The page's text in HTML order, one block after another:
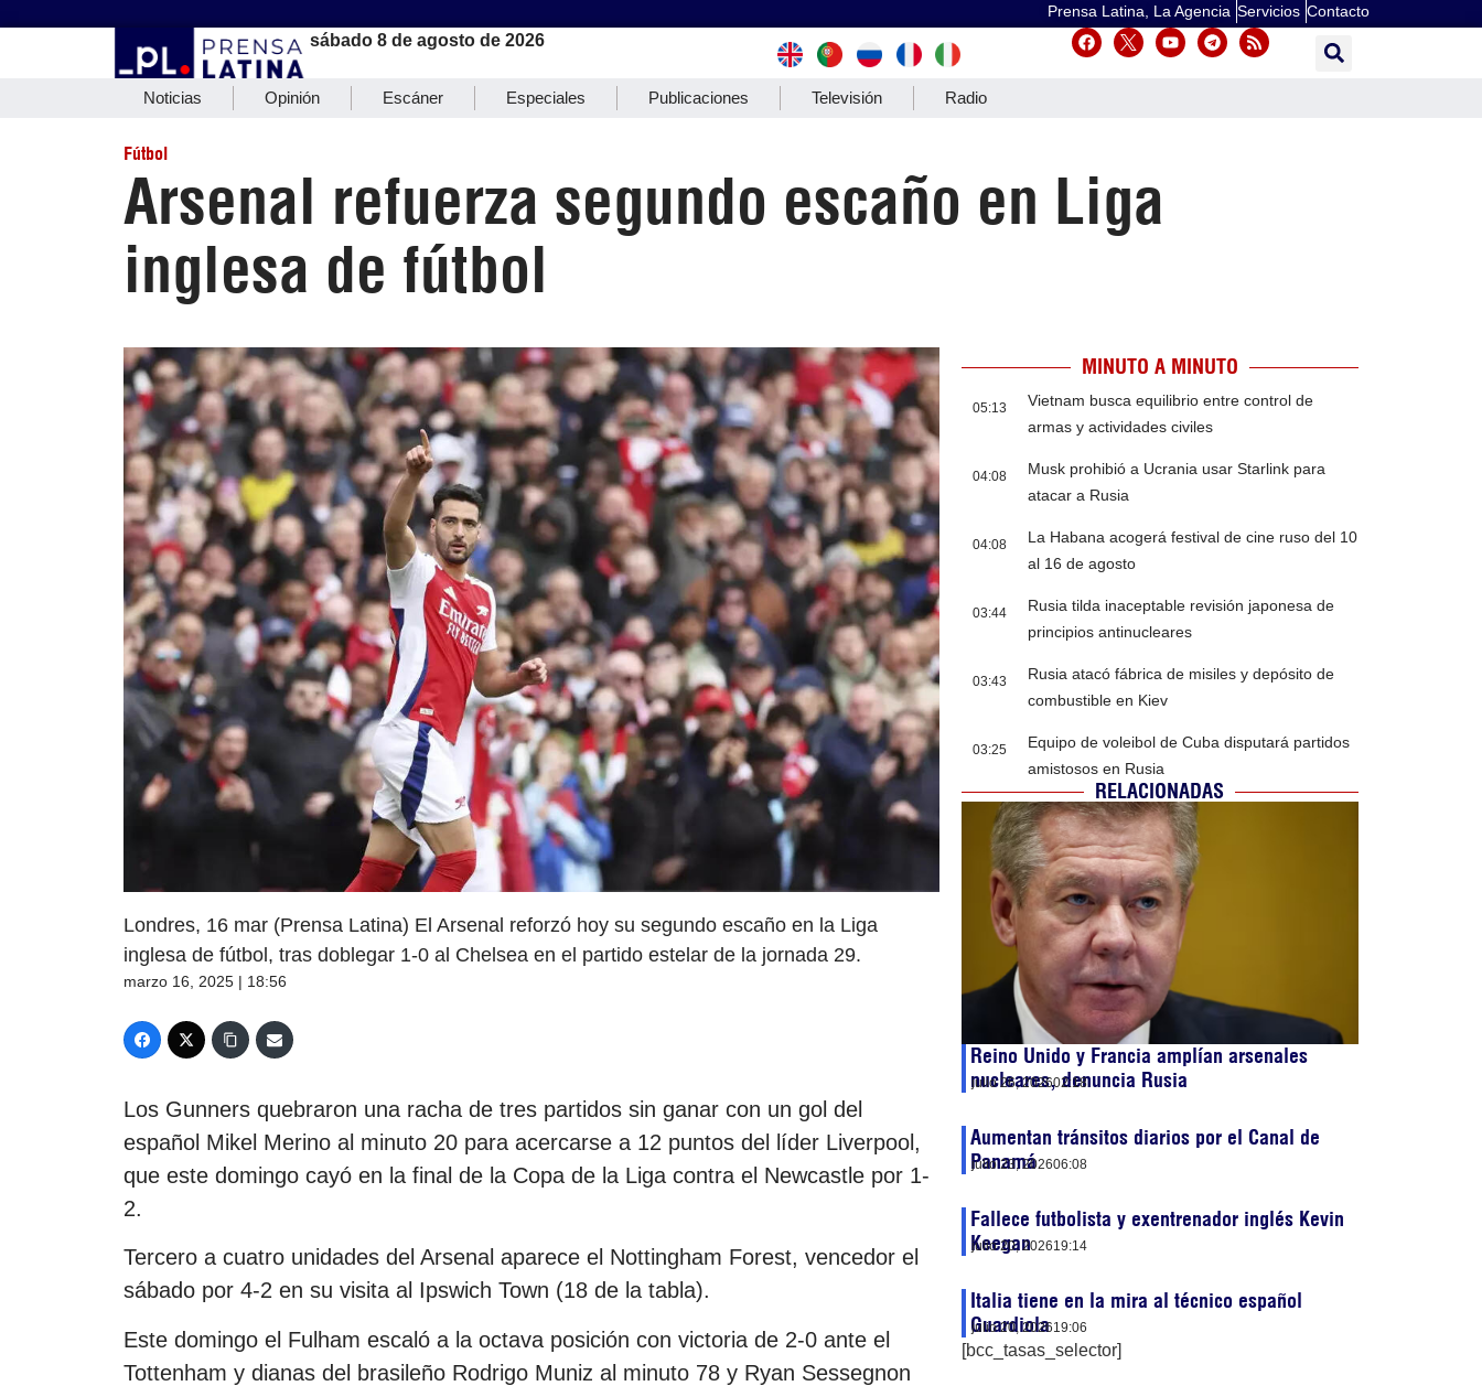
Prensa Latina, La Agencia Servicios Contacto
sábado 8 de agosto de 2026
Noticias Opinión Escáner Especiales Publicaciones Televisión Radio
Fútbol
Arsenal refuerza segundo escaño en Liga
inglesa de fútbol
Londres, 16 mar (Prensa Latina) El Arsenal reforzó hoy su segundo escaño en la Liga
inglesa de fútbol, tras doblegar 1-0 al Chelsea en el partido estelar de la jornada 29.
marzo 16, 2025 | 18:56
Los Gunners quebraron una racha de tres partidos sin ganar con un gol del
español Mikel Merino al minuto 20 para acercarse a 12 puntos del líder Liverpool,
que este domingo cayó en la final de la Copa de la Liga contra el Newcastle por 1-
2.
Tercero a cuatro unidades del Arsenal aparece el Nottingham Forest, vencedor el
sábado por 4-2 en su visita al Ipswich Town (18 de la tabla).
Este domingo el Fulham escaló a la octava posición con victoria de 2-0 ante el
Tottenham y dianas del brasileño Rodrigo Muniz al minuto 78 y Ryan Sessegnon
MINUTO A MINUTO
05:13
Vietnam busca equilibrio entre control de
armas y actividades civiles
04:08
Musk prohibió a Ucrania usar Starlink para
atacar a Rusia
04:08
La Habana acogerá festival de cine ruso del 10
al 16 de agosto
03:44
Rusia tilda inaceptable revisión japonesa de
principios antinucleares
03:43
Rusia atacó fábrica de misiles y depósito de
combustible en Kiev
03:25
Equipo de voleibol de Cuba disputará partidos
amistosos en Rusia
RELACIONADAS
Reino Unido y Francia amplían arsenales
nucleares, denuncia Rusia
julio 26, 202602:18
Aumentan tránsitos diarios por el Canal de
Panamá
julio 23, 202606:08
Fallece futbolista y exentrenador inglés Kevin
Keegan
julio 20, 202619:14
Italia tiene en la mira al técnico español
Guardiola
julio 20, 202619:06
[bcc_tasas_selector]